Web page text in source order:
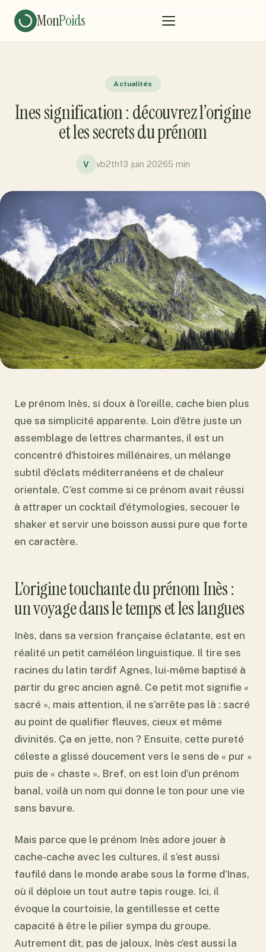
MonPoids
Actualités
Ines signification : découvrez l’origine
et les secrets du prénom
V vb2th13 juin 20265 min
Le prénom Inès, si doux à l’oreille, cache bien plus
que sa simplicité apparente. Loin d’être juste un
assemblage de lettres charmantes, il est un
concentré d’histoires millénaires, un mélange
subtil d’éclats méditerranéens et de chaleur
orientale. C’est comme si ce prénom avait réussi
à attraper un cocktail d’étymologies, secouer le
shaker et servir une boisson aussi pure que forte
en caractère.
L’origine touchante du prénom Inès :
un voyage dans le temps et les langues
Inès, dans sa version française éclatante, est en
réalité un petit caméléon linguistique. Il tire ses
racines du latin tardif Agnes, lui-même baptisé à
partir du grec ancien agnê. Ce petit mot signifie «
sacré », mais attention, il ne s’arrête pas là : sacré
au point de qualifier fleuves, cieux et même
divinités. Ça en jette, non ? Ensuite, cette pureté
céleste a glissé doucement vers le sens de « pur »
puis de « chaste ». Bref, on est loin d’un prénom
banal, voilà un nom qui donne le ton pour une vie
sans bavure.
Mais parce que le prénom Inès adore jouer à
cache-cache avec les cultures, il s’est aussi
faufilé dans le monde arabe sous la forme d’Inas,
où il déploie un tout autre tapis rouge. Ici, il
évoque la courtoisie, la gentillesse et cette
capacité à être le pilier sympa du groupe.
Autrement dit, pas de jaloux, Inès c’est aussi la